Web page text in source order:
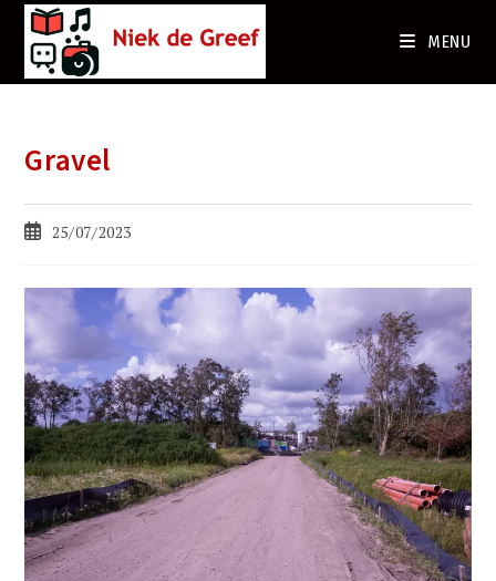
MENU
Gravel
Bericht25/07/2023